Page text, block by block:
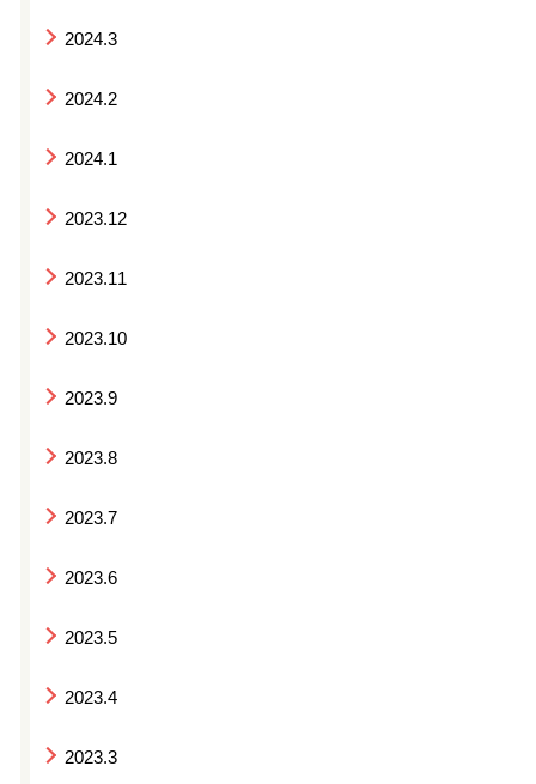
2024.3
2024.2
2024.1
2023.12
2023.11
2023.10
2023.9
2023.8
2023.7
2023.6
2023.5
2023.4
2023.3